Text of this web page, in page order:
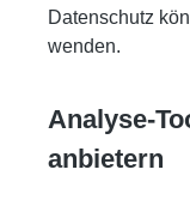
Datenschutz
wenden.
Analyse-
anbietern